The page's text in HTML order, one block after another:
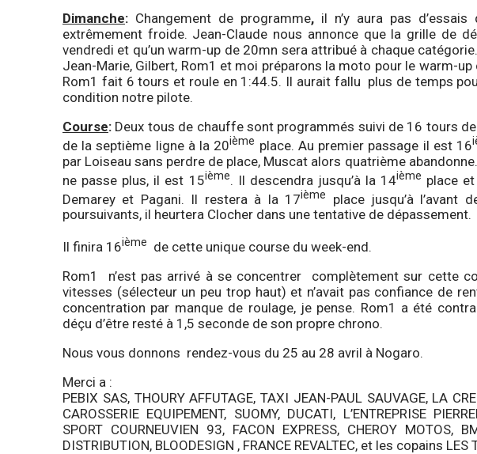
Dimanche: Changement de programme, il n’y aura pas d’essais
extrêmement froide. Jean-Claude nous annonce que la grille de
vendredi et qu’un warm-up de 20mn sera attribué à chaque
Jean-Marie, Gilbert, Rom1 et moi préparons la moto pour le warm-
Rom1 fait 6 tours et roule en 1:44.5. Il aurait fallu plus de temps
condition notre pilote.
Course: Deux tous de chauffe sont programmés suivi de 16 tours
de la septième ligne à la 20ième place. Au premier passage il est 16
par Loiseau sans perdre de place, Muscat alors quatrième
ne passe plus, il est 15ième. Il descendra jusqu’à la 14ième place
Demarey et Pagani. Il restera à la 17ième
place jusqu’à l’avant
poursuivants, il heurtera Clocher dans une tentative de dépassement.
Il finira 16ième
de cette unique course du week-end.
Rom1 n’est pas arrivé à se concentrer complètement sur cette
vitesses (sélecteur un peu trop haut) et n’avait pas confiance de
concentration par manque de roulage, je pense. Rom1 a été
déçu d’être resté à 1,5 seconde de son propre chrono.
Nous vous donnons rendez-vous du 25 au 28 avril à Nogaro.
Merci a :
PEBIX SAS, THOURY AFFUTAGE, TAXI JEAN-PAUL SAUVAGE, LA
CAROSSERIE EQUIPEMENT, SUOMY, DUCATI, L’ENTREPRISE
SPORT COURNEUVIEN 93, FACON EXPRESS, CHEROY MOTOS,
DISTRIBUTION, BLOODESIGN , FRANCE REVALTEC, et les copains LES